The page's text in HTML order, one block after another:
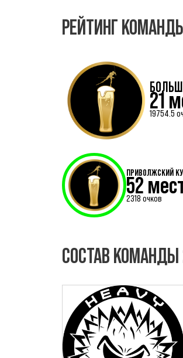
РЕЙТИНГ
21
19754.5
ПРИВОЛЖСКИЙ
52
2318 очков
СОСТАВ КОМАНДЫ